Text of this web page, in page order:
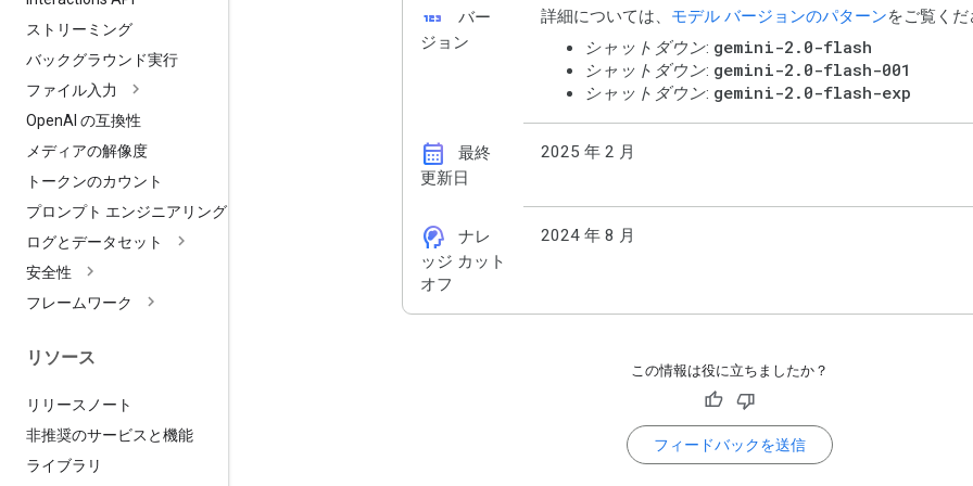
ストリーミング
バックグラウンド実行
ファイル入力
OpenAI の互換性
メディアの解像度
トークンのカウント
プロンプト エンジニアリング
ログとデータセット
安全性
フレームワーク
リソース
リリースノート
非推奨のサービスと機能
ライブラリ
123
バー
ジョン
詳細については、 モデル バージョンのパターンをご覧く
シャットダウン: gemini-2.0-flash
シャットダウン: gemini-2.0-flash-001
シャットダウン: gemini-2.0-flash-exp
calendar_month
最終
更新日
2025 年 2 月
cognition_2
ナレ
ッジ カット
オフ
2024 年 8 月
この情報は役に立ちましたか？
フィードバックを送信